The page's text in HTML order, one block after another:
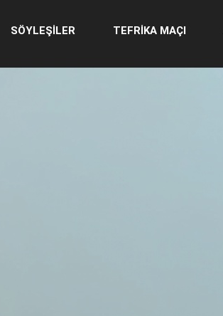
SÖYLEŞİLER TEFRİKA MAÇI